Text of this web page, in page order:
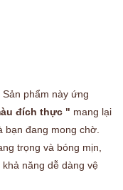
phẩm này ứng
đích thực " mang lại
bạn đang mong chờ.
trọng và bóng mịn,
năng dễ dàng vệ